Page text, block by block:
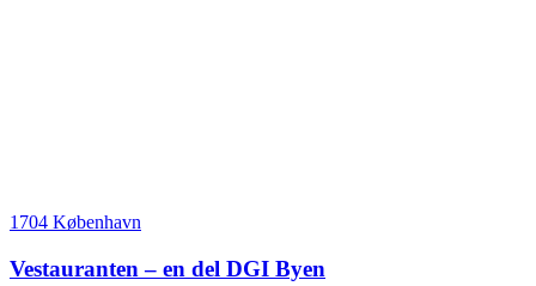
1704 København
Vestauranten – en del DGI Byen